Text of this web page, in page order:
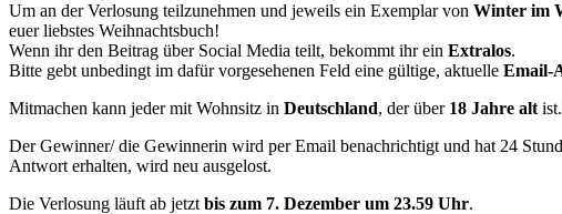
Um an der Verlosung teilzunehmen und jeweils ein Exemplar von Winter im
euer liebstes Weihnachtsbuch!
Wenn ihr den Beitrag über Social Media teilt, bekommt ihr ein Extralos.
Bitte gebt unbedingt im dafür vorgesehenen Feld eine gültige, aktuelle Email-
Mitmachen kann jeder mit Wohnsitz in Deutschland, der über 18 Jahre alt
Der Gewinner/ die Gewinnerin wird per Email benachrichtigt und hat 24
Antwort erhalten, wird neu ausgelost.
Die Verlosung läuft ab jetzt bis zum 7. Dezember um 23.59 Uhr.